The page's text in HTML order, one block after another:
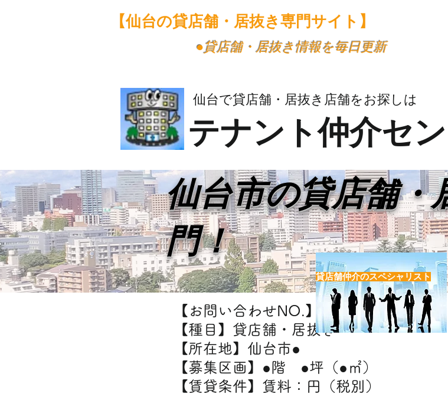
【仙台の貸店舗・居抜き専門サイト】
​●貸店舗・居抜き情報を毎日更新
仙台で貸店舗・居抜き店舗をお探しは
テナント仲介セ
【お問い合わせNO.】H●
【種目】貸店舗・居抜き
【所在地】仙台市●
【募集区画】●階 ●坪（●㎡）
【賃貸条件】賃料：円（税別
仙台市の貸店舗・
門！
貸店舗仲介のスペシャリスト